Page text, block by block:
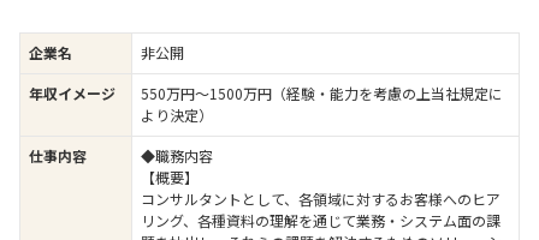
企業名
非公開
年収イメージ
550万円〜1500万円（経験・能力を考慮の上当社規定に
より決定）
仕事内容
◆職務内容
【概要】
コンサルタントとして、各領域に対するお客様へのヒア
リング、各種資料の理解を通じて業務・システム面の課